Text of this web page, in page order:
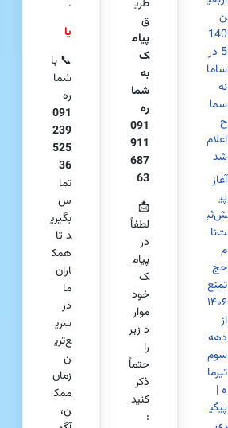
ن
140
5 در
ساما
نه
سما
ح
اعلام
شد
آغاز
پی
ش‌ثب
ت‌نا
م
حج
تمتع
۱۴۰۶
از
دهه
سوم
تیرما
ه |
پیگی
طری
ق
پیام
ک
به
شما
ره
091
911
687
63
📩
لطفاً
در
پیام
ک
خود
موار
د زیر
را
حتماً
ذکر
کنید
:
.
یا
📞 با
شما
ره
091
239
525
36
تما
س
بگیری
د تا
همک
اران
ما
در
سری
ع‌تری
ن
زمان
ممک
ن،